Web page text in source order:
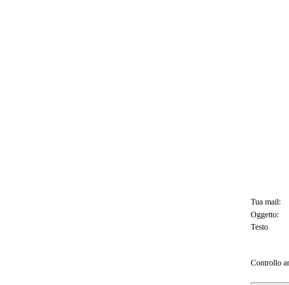
Tua mail:
Oggetto:
Testo
Controllo